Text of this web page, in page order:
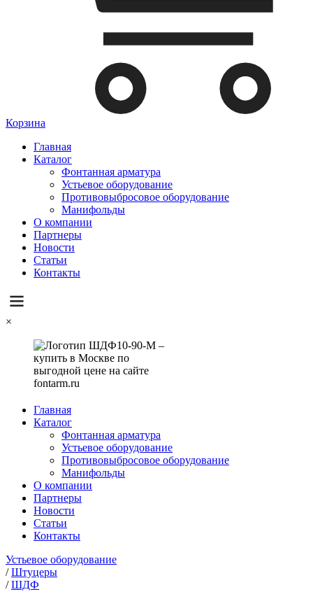
Корзина
Главная
Каталог
Фонтанная арматура
Устьевое оборудование
Противовыбросовое оборудование
Манифольды
О компании
Партнеры
Новости
Статьи
Контакты
×
Главная
Каталог
Фонтанная арматура
Устьевое оборудование
Противовыбросовое оборудование
Манифольды
О компании
Партнеры
Новости
Статьи
Контакты
Устьевое оборудование
/Штуцеры
/ШДФ